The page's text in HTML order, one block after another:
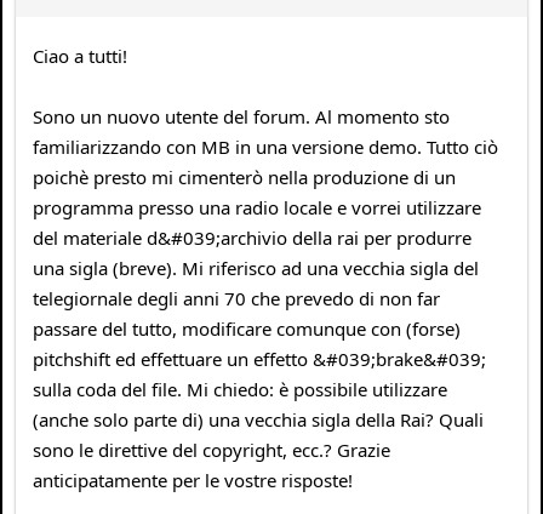
Ciao a tutti!
Sono un nuovo utente del forum. Al momento sto
familiarizzando con MB in una versione demo. Tutto ciò
poichè presto mi cimenterò nella produzione di un
programma presso una radio locale e vorrei utilizzare
del materiale d&#039;archivio della rai per produrre
una sigla (breve). Mi riferisco ad una vecchia sigla del
telegiornale degli anni 70 che prevedo di non far
passare del tutto, modificare comunque con (forse)
pitchshift ed effettuare un effetto &#039;brake&#039;
sulla coda del file. Mi chiedo: è possibile utilizzare
(anche solo parte di) una vecchia sigla della Rai? Quali
sono le direttive del copyright, ecc.? Grazie
anticipatamente per le vostre risposte!